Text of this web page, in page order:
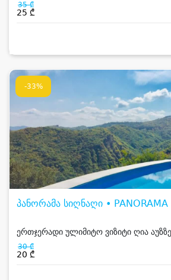
35 ₾
25 ₾
-33%
პანორამა სიღნაღი • PANORAMA
ერთჯერადი ულიმიტო ვიზიტი ღია
30 ₾
20 ₾